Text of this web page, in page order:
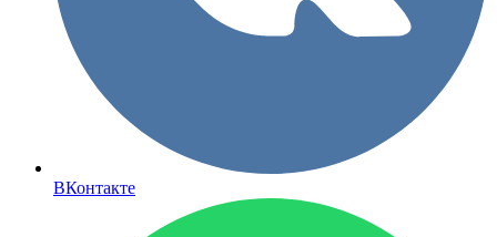
ВКонтакте